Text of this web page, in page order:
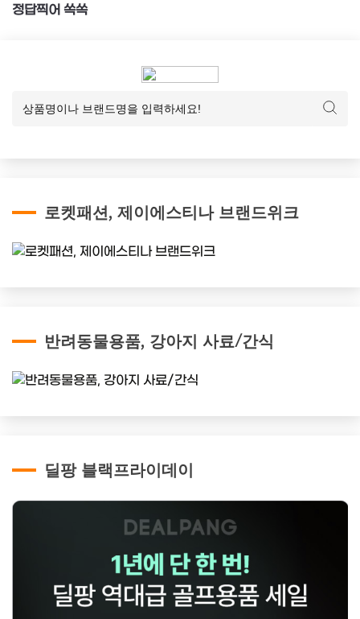
색
정답찍어 쏙쏙
로켓패션, 제이에스티나 브랜드위크
반려동물용품, 강아지 사료/간식
딜팡 블랙프라이데이